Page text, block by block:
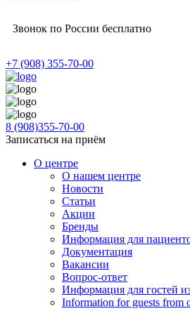
Звонок по России бесплатно
+7 (908) 355-70-00
8 (908)355-70-00
Записаться на приём
О центре
О нашем центре
Новости
Статьи
Акции
Бренды
Информация для
Документация
Вакансии
Вопрос-ответ
Информация для гостей
Information for guests from